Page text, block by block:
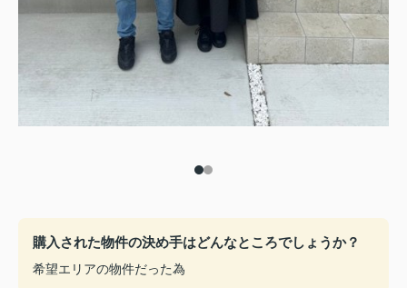
購入された物件の決め手はどんなところでしょうか？
希望エリアの物件だった為